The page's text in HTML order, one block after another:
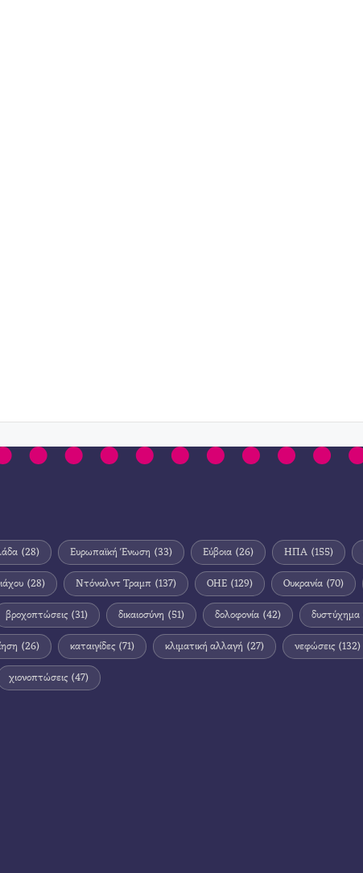
(28) Ευρωπαϊκή Ένωση (33) Εύβοια (26) ΗΠΑ (155)
(28) Ντόναλντ Τραμπ (137) ΟΗΕ (129) Ουκρανία (70)
βροχοπτώσεις (31) δικαιοσύνη (51) δολοφονία (42) δυστύχημα
(26) καταιγίδες (71) κλιματική αλλαγή (27) νεφώσεις (132)
χιονοπτώσεις (47)